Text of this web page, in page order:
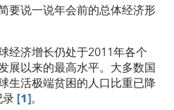
要说一说年会前的总体经济形
经济增长仍处于2011年各个
展以来的最高水平。大多数国
生活极端贫困的人口比重已降
录[1]。